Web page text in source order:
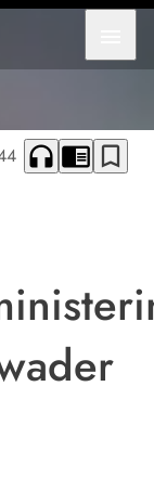
headphones chrome_reader_mode bookmark_border